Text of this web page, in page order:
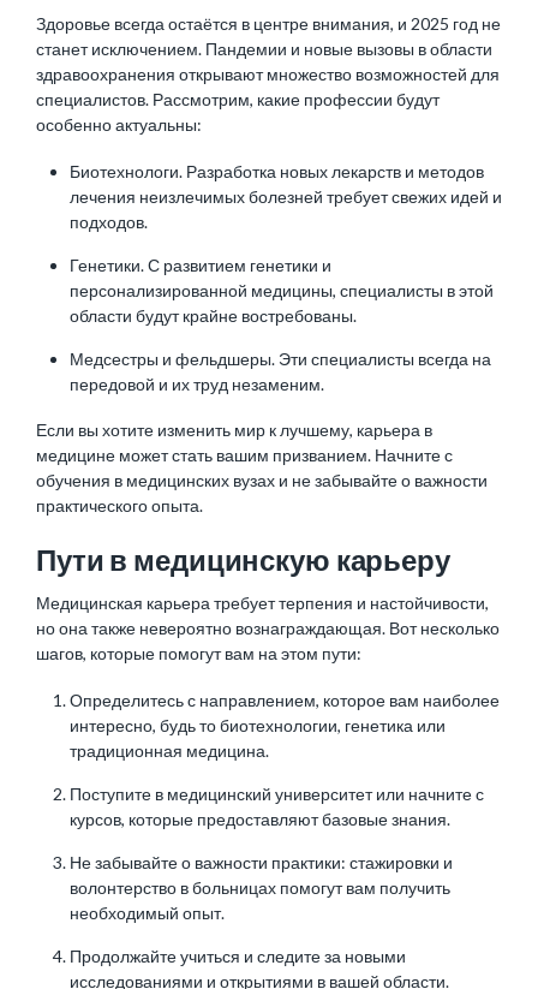
Здоровье всегда остаётся в центре внимания, и 2025 год не
станет исключением. Пандемии и новые вызовы в области
здравоохранения открывают множество возможностей для
специалистов. Рассмотрим, какие профессии будут
особенно актуальны:
Биотехнологи. Разработка новых лекарств и методов
лечения неизлечимых болезней требует свежих идей и
подходов.
Генетики. С развитием генетики и
персонализированной медицины, специалисты в этой
области будут крайне востребованы.
Медсестры и фельдшеры. Эти специалисты всегда на
передовой и их труд незаменим.
Если вы хотите изменить мир к лучшему, карьера в
медицине может стать вашим призванием. Начните с
обучения в медицинских вузах и не забывайте о важности
практического опыта.
Пути в медицинскую карьеру
Медицинская карьера требует терпения и настойчивости,
но она также невероятно вознаграждающая. Вот несколько
шагов, которые помогут вам на этом пути:
Определитесь с направлением, которое вам наиболее
интересно, будь то биотехнологии, генетика или
традиционная медицина.
Поступите в медицинский университет или начните с
курсов, которые предоставляют базовые знания.
Не забывайте о важности практики: стажировки и
волонтерство в больницах помогут вам получить
необходимый опыт.
Продолжайте учиться и следите за новыми
исследованиями и открытиями в вашей области.